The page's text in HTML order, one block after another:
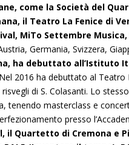
come la Società del
il Teatro La Fenice di
MiTo Settembre
Germania, Svizzera,
ha debuttato all’Istituto
2016 ha debuttato al Teatro
di S. Colasanti. Lo
tenendo masterclass e
presso
Quartetto di Cremona e